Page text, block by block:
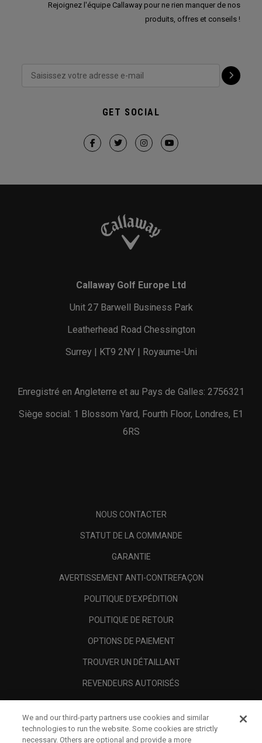
Rejoignez l'équipe Callaway pour ne rien manquer de nos
produits, offres et conseils !
GET SOCIAL
Callaway Golf Europe Ltd
Unit 27 Barwell Business Park
Leatherhead Road Chessington
Surrey | KT9 2NY | Royaume-Uni
Enregistré en Angleterre et au Pays de Galles: 2756321
Siège social: 1 Blossom Yard, Fourth Floor, Londres, E1
6RS
NOUS CONTACTER
STATUT DE LA COMMANDE
GARANTIE
AVERTISSEMENT ANTI-CONTREFAÇON
POLITIQUE D'EXPÉDITION
POLITIQUE DE RETOUR
OPTIONS DE PAIEMENT
TROUVER UN DÉTAILLANT
REVENDEURS AUTORISÉS
A PROPOS
We and our third-party partners use cookies and similar
technologies to run the website. Some cookies are strictly
necessary. Others are optional and provide a more